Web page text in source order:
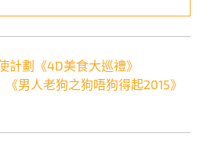
計劃《4D美食大巡禮》
男人老狗之狗唔狗得起2015》